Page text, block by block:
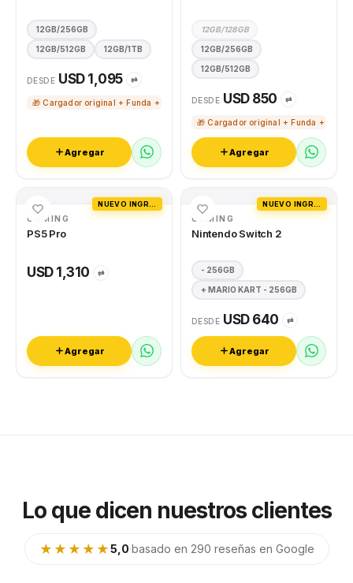
12GB/256GB
12GB/512GB 12GB/1TB
DESDE USD 1,095 ⇄
🎁 Cargador original + Funda + Vidrio templado
Agregar
12GB/128GB
12GB/256GB
12GB/512GB
DESDE USD 850 ⇄
🎁 Cargador original + Funda +
Agregar
GAMING
PS5 Pro
USD 1,310 ⇄
Agregar
GAMING
Nintendo Switch 2
- 256GB
+ MARIO KART - 256GB
DESDE USD 640 ⇄
Agregar
Lo que dicen nuestros clientes
★★★★★5,0·basado en 290 reseñas en Google